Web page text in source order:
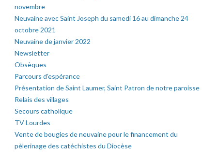
novembre
Neuvaine avec Saint Joseph du samedi 16 au dimanche 24
octobre 2021
Neuvaine de janvier 2022
Newsletter
Obsèques
Parcours d’espérance
Présentation de Saint Laumer, Saint Patron de notre paroisse
Relais des villages
Secours catholique
TV Lourdes
Vente de bougies de neuvaine pour le financement du
pèlerinage des catéchistes du Diocèse